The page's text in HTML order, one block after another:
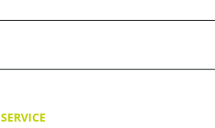
SERVICE